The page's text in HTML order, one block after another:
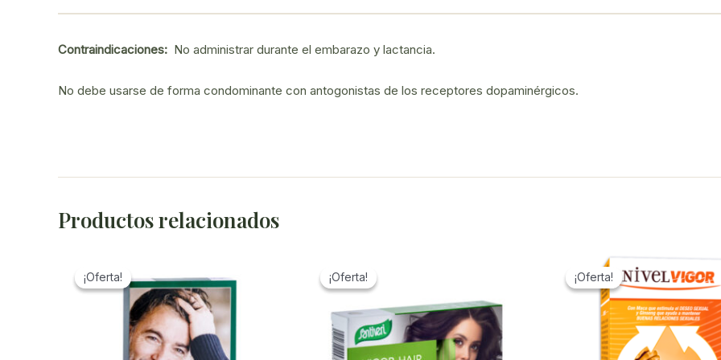
Contraindicaciones: No administrar durante el embarazo y lactancia.
No debe usarse de forma condominante con antogonistas de los receptores dopaminérgicos.
Productos relacionados
¡Oferta!
¡Oferta! ¡Oferta!
¡Oferta! ¡Oferta!
¡Oferta!